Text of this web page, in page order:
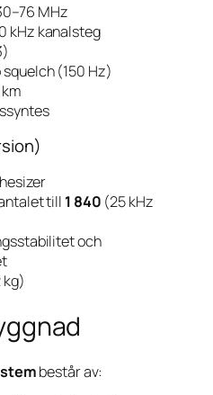
MHz
kHz kanalsteg
(150 Hz)
till 1 840 (25 kHz
och
består av: